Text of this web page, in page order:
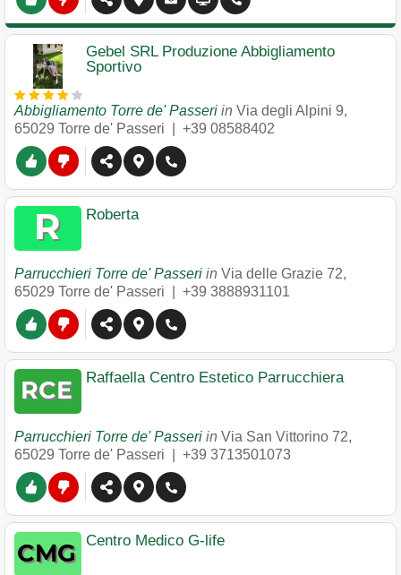
Gebel SRL Produzione Abbigliamento
Sportivo
Abbigliamento Torre de' Passeri in Via degli Alpini 9,
65029 Torre de' Passeri +39 08588402
Roberta
Parrucchieri Torre de' Passeri in Via delle Grazie 72,
65029 Torre de' Passeri +39 3888931101
Raffaella Centro Estetico Parrucchiera
Parrucchieri Torre de' Passeri in Via San Vittorino 72,
65029 Torre de' Passeri +39 3713501073
Centro Medico G-life